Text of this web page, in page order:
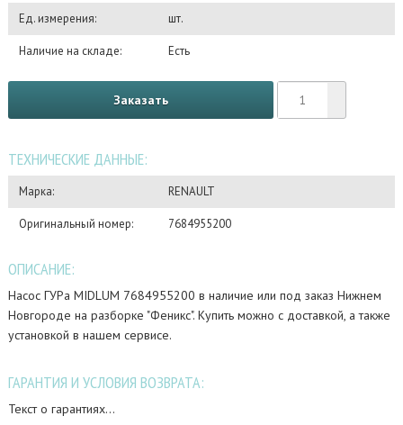
Ед. измерения: шт.
Наличие на складе: Есть
Заказать
ТЕХНИЧЕСКИЕ ДАННЫЕ:
Марка: RENAULT
Оригинальный номер: 7684955200
ОПИСАНИЕ:
Насос ГУРа MIDLUM 7684955200 в наличие или под заказ Нижнем
Новгороде на разборке "Феникс". Купить можно с доставкой, а также
установкой в нашем сервисе.
ГАРАНТИЯ И УСЛОВИЯ ВОЗВРАТА:
Текст о гарантиях...